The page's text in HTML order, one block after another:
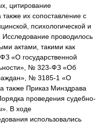
цитирование
их сопоставление с
психологической и
Исследование проводилось
актами, такими как
«О государственной
№ 323-ФЗ «Об
№ 3185-1 «О
также Приказ Минздрава
проведения судебно-
В ходе
использовались